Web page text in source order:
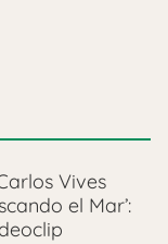
Vives
el Mar’: